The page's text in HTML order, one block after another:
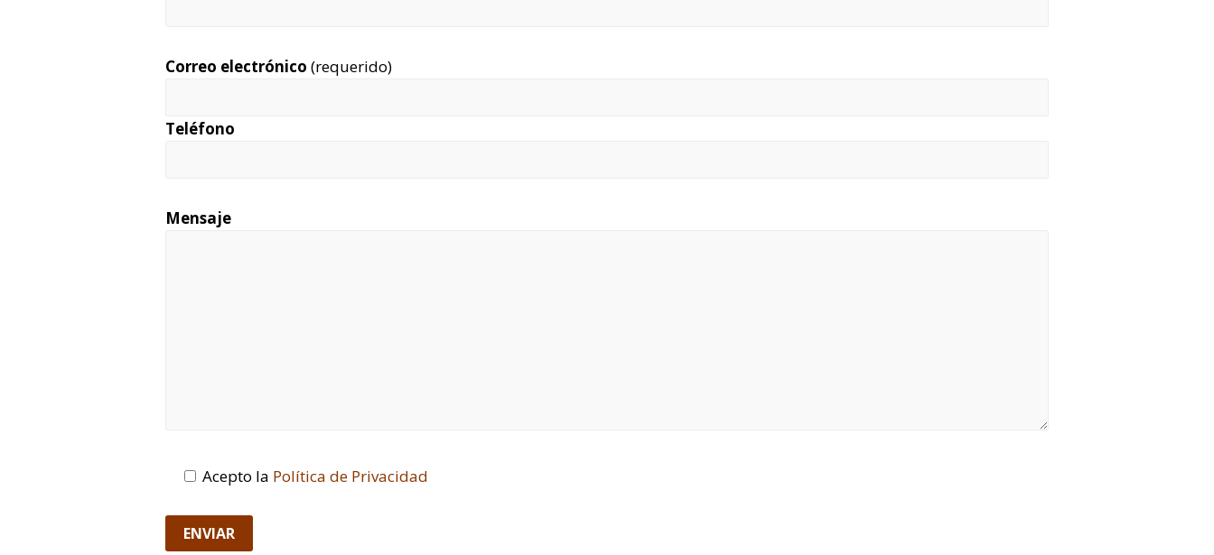
Correo electrónico (requerido)
Teléfono
Mensaje
Acepto la Política de Privacidad